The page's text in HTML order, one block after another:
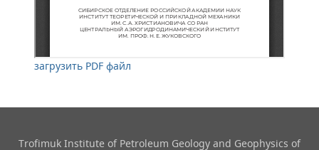
загрузить PDF файл
Trofimuk Institute of Petroleum Geology and Geophysics​ of